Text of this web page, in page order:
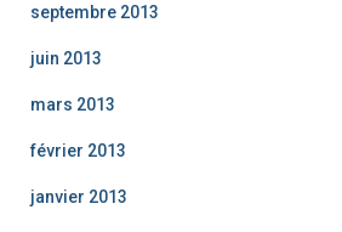
septembre 2013
juin 2013
mars 2013
février 2013
janvier 2013